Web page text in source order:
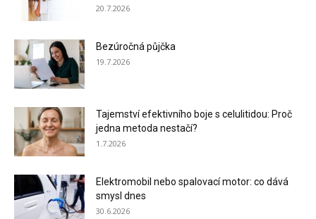
20.7.2026
Bezúročná půjčka
19.7.2026
Tajemství efektivního boje s celulitidou: Proč
jedna metoda nestačí?
1.7.2026
Elektromobil nebo spalovací motor: co dává
smysl dnes
30.6.2026